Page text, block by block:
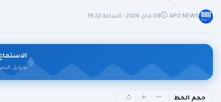
APO NEWS 08 ماي 2026 - الساعة 19:22
تحويل
حجم الخط